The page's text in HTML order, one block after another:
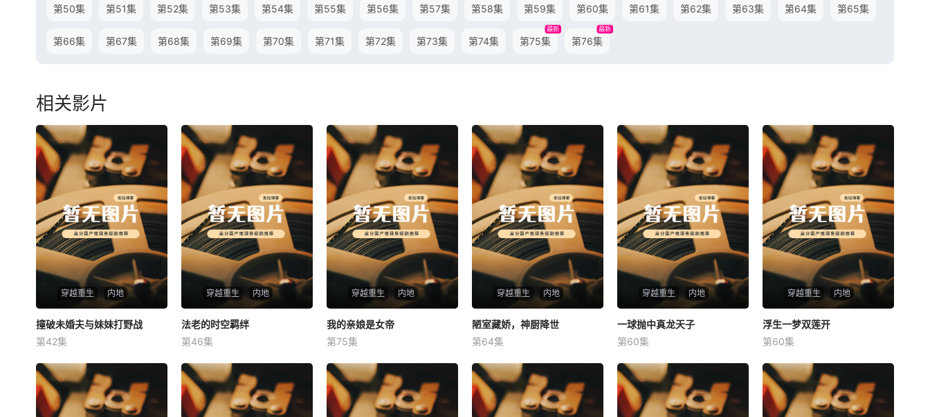
第50集 第51集 第52集 第53集 第54集 第55集 第56集 第57集 第58集 第59集 第60集 第61集 第62集 第63集 第64集 第65集
第66集 第67集 第68集 第69集 第70集 第71集 第72集 第73集 第74集 第75集
最新
第76集
最新
相关影片
穿越重生 内地
未知
撞破未婚夫与妹妹打野战
第42集
穿越重生 内地
法老的时空羁绊
未知
法老的时空羁绊
第46集
穿越重生 内地
我的亲娘是女帝
未知
我的亲娘是女帝
第75集
穿越重生 内地
陋室藏娇，神厨降世
未知
陋室藏娇，神厨降世
第64集
穿越重生 内地
一球抛中真龙天子
未知
一球抛中真龙天子
第60集
穿越重生 内地
浮生一梦双莲开
未知
浮生一梦双莲开
第60集